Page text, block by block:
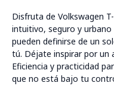
Disfruta de Volkswagen
intuitivo, seguro y urbano
pueden definirse de un
tú. Déjate inspirar por un
Eficiencia y practicidad
que no está bajo tu